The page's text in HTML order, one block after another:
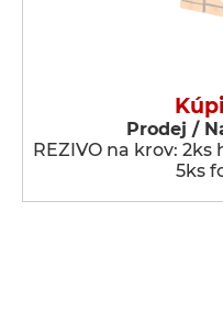
Prodej /
REZIVO na krov:
5ks